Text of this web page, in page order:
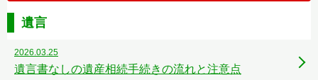
遺言
2026.03.25
遺言書なしの遺産相続手続きの流れと注意点